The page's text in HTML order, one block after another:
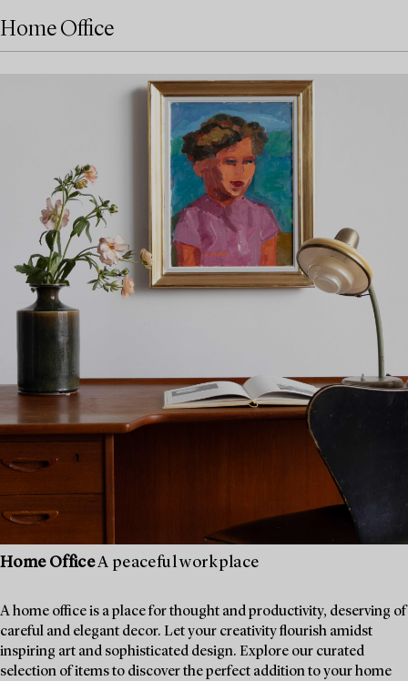
Home Office
Home OfficeA peaceful workplace
A home office is a place for thought and productivity, deserving of
careful and elegant decor. Let your creativity flourish amidst
inspiring art and sophisticated design. Explore our curated
selection of items to discover the perfect addition to your home